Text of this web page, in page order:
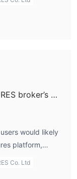
How to log in to the ZHESHI FUTURES broker’s account?
would likely
platform,
Co. Ltd